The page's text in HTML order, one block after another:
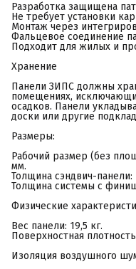
Разработка защищена
Не требует установки
Монтаж через
Фальцевое соединение
Подходит для жилых и
Хранение
Панели ЗИПС должны
помещениях,
осадков. Панели
доски или другие
Размеры:
Рабочий размер (без
мм.
Толщина сэндвич-панели:
Толщина системы с
Физические
Вес панели: 19,5 кг.
Поверхностная
Изоляция воздушного